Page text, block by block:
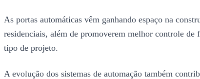
As portas automáticas vêm ganhando espaço na
residenciais, além de promoverem melhor controle
tipo de projeto.
A evolução dos sistemas de automação também